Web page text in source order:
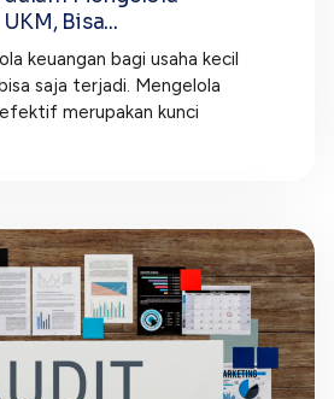
Bisa...
keuangan bagi usaha kecil
saja terjadi. Mengelola
merupakan kunci